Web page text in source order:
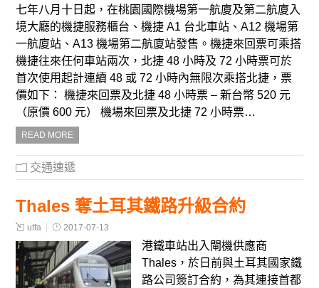
七年八月十日起，在桃園國際機場第一航廈及第二航廈入
境大廳的機捷服務櫃台、機捷 A1 台北車站、A12 機場第
一航廈站、A13 機場第二航廈站發售。機捷來回票可乘搭
機捷往來任何車站兩次，北捷 48 小時及 72 小時票可於
首次使用起計連續 48 或 72 小時內無限次乘搭北捷，票
價如下： 機捷來回票及北捷 48 小時票 – 新台幣 520 元
（原價 600 元） 機場來回票及北捷 72 小時票…
READ MORE
交通速遞
Thales 奪土耳其鐵路升級合約
utfa 2017-07-13
港鐵車站出入閘機供應商
Thales，於日前與土耳其國家鐵
路公司簽訂合約，為其連接首都